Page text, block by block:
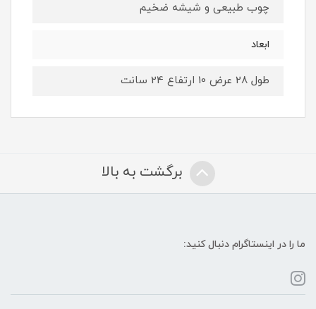
چوب طبیعی و شیشه ضخیم
ابعاد
طول 28 عرض 10 ارتفاع 24 سانت
برگشت به بالا
ما را در اینستاگرام دنبال کنید: